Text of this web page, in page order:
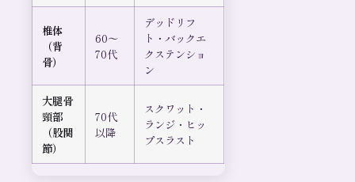
椎体
（背
骨）
60〜
70代
デッドリフ
ト・バックエ
クステンショ
ン
大腿骨
頸部
（股関
節）
70代
以降
スクワット・
ランジ・ヒッ
プスラスト